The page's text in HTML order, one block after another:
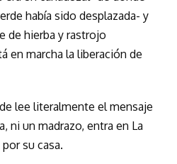
había sido desplazada- y
de hierba y rastrojo
en marcha la liberación de
lee literalmente el mensaje
ni un madrazo, entra en La
su casa.